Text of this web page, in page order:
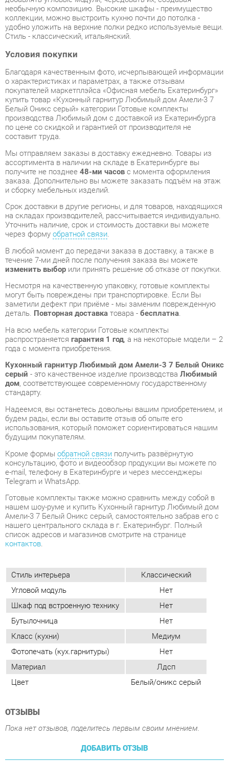
Условия покупки
Благодаря качественным фото, исчерпывающей информации
о характеристиках и параметрах, а также отзывам
покупателей маркетплэйса «Офисная мебель Екатеринбург»
купить товар «Кухонный гарнитур Любимый дом Амели-3 7
Белый Оникс серый» категории Готовые комплекты
производства Любимый дом с доставкой из Екатеринбурга
по цене со скидкой и гарантией от производителя не
составит труда.
Мы отправляем заказы в доставку ежедневно. Товары из
ассортимента в наличии на складе в Екатеринбурге вы
получите не позднее48-ми часовс момента оформления
заказа. Дополнительно вы можете заказать подъём на этаж
Срок доставки в другие регионы, и для товаров, находящихся
на складах производителей, рассчитывается индивидуально.
Уточнить наличие, срок и стоимость доставки вы можете
через формуобратной связи.
В любой момент до передачи заказа в доставку, а также в
течение 7-ми дней после получения заказа вы можете
изменить выборили принять решение об отказе от покупки.
Несмотря на качественную упаковку, готовые комплекты
могут быть повреждены при транспортировке. Если Вы
заметили дефект при приёме - мы заменим поврежденную
деталь.Повторная доставкатовара -бесплатна.
распространяетсягарантия 1 год, а на некоторые модели – 2
года с момента приобретения.
Кухонный гарнитур Любимый дом Амели-3 7 Белый Оникс
дом, соответствующее современному государственному
стандарту.
будем рады, если вы оставите отзыв об опыте его
использования, который поможет сориентироваться нашим
будущим покупателям.
Кроме формы
консультацию, фото и видеообзор продукции вы можете по
e-mail, телефону в Екатеринбурге и через мессенджеры
Telegram и WhatsApp.
Готовые комплекты также можно сравнить между собой в
нашем шоу-руме и купить Кухонный гарнитур Любимый дом
Амели-3 7 Белый Оникс серый, самостоятельно забрав его с
нашего центрального склада в г. Екатеринбург. Полный
список адресов и магазинов смотрите на странице
контактов.
Стиль интерьера Классический
Угловой модуль
Нет
Шкаф под встроенную технику
Класс (кухни)
Медиум
Фотопечать (кух.гарнитуры)
Нет
Материал
Лдсп
Цвет
Белый/оникс серый
ОТЗЫВЫ
Пока нет отзывов, поделитесь первым своим мнением.
ДОБАВИТЬ ОТЗЫВ
ПОХОЖИЕ ТОВАРЫ